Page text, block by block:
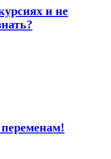
и не